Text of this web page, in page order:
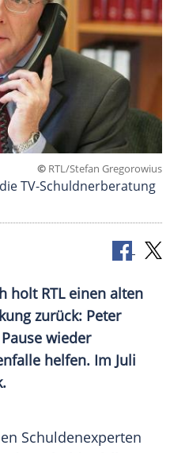
© RTL/Stefan Gregorowius
TV-Schuldnerberatung
holt RTL einen alten
zurück: Peter
wieder
helfen. Im Juli
Schuldenexperten